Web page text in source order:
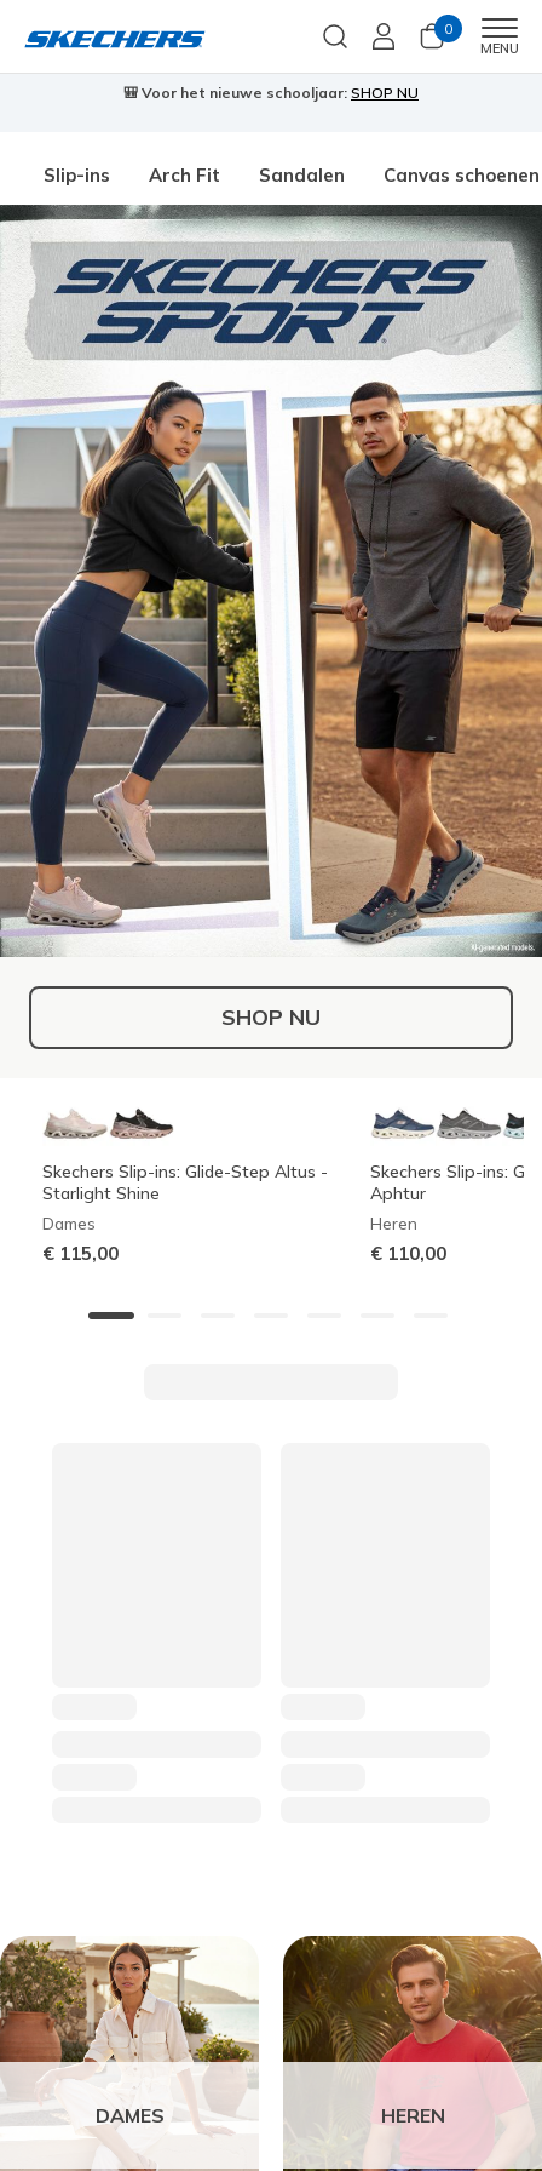
0
MENU
🎒 Voor het nieuwe schooljaar: SHOP NU
Slip-ins Arch Fit Sandalen Canvas schoenen
SHOP NU
Skechers Slip-ins: Glide-Step Altus -
Starlight Shine
Dames
€ 115,00
Skechers Slip-ins:
Aphtur
Heren
€ 110,00
DAMES HEREN